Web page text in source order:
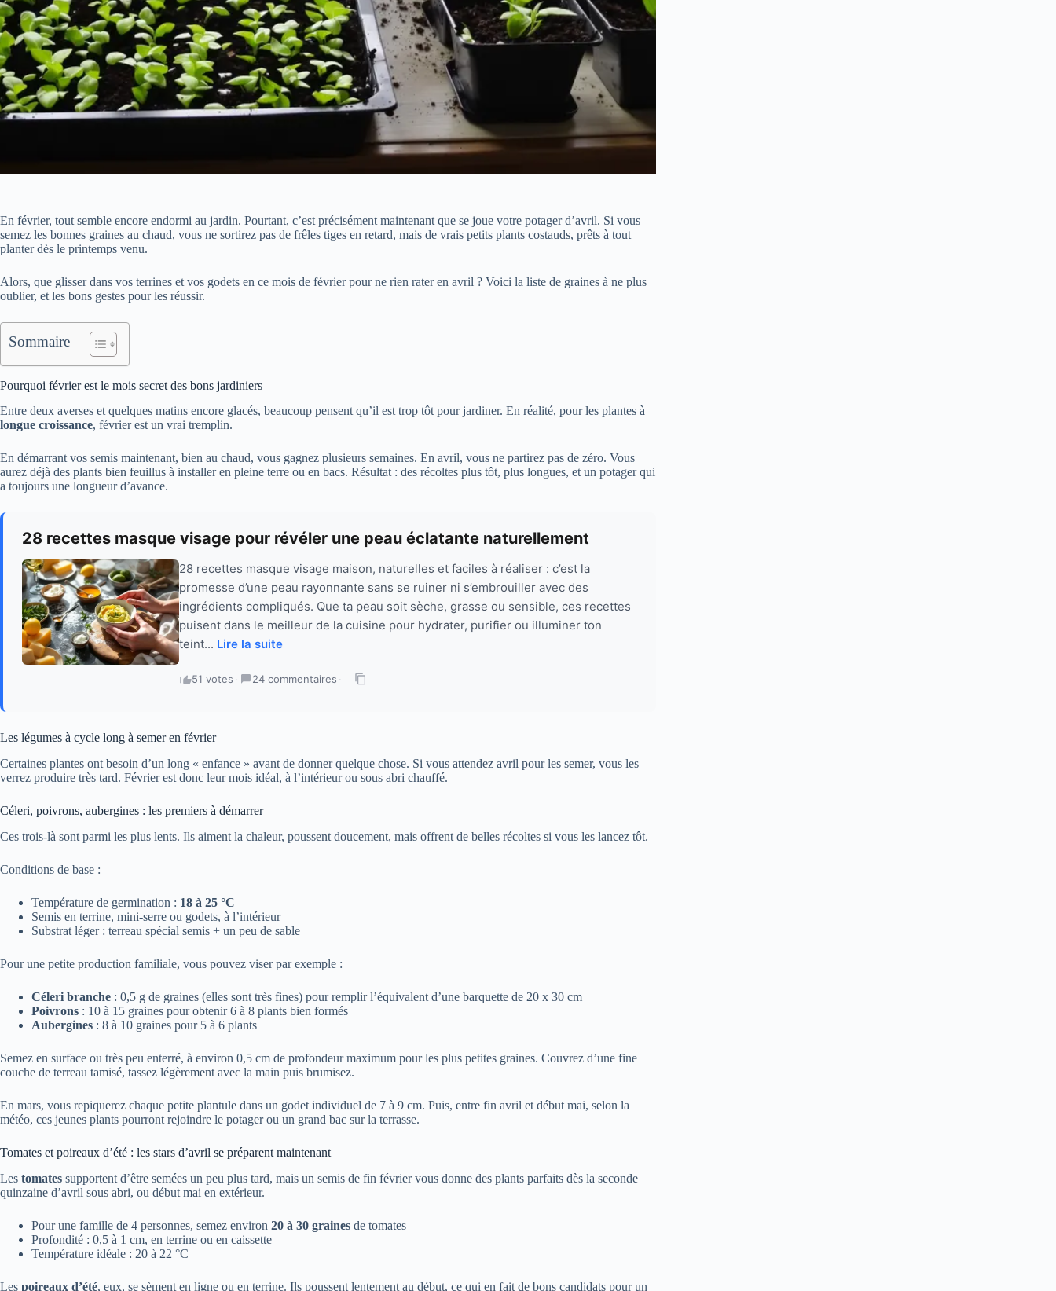
En février, tout semble encore endormi au jardin. Pourtant, c’est précisément maintenant que se joue votre potager d’avril. Si vous
semez les bonnes graines au chaud, vous ne sortirez pas de frêles tiges en retard, mais de vrais petits plants costauds, prêts à tout
planter dès le printemps venu.
Alors, que glisser dans vos terrines et vos godets en ce mois de février pour ne rien rater en avril ? Voici la liste de graines à ne plus
oublier, et les bons gestes pour les réussir.
Sommaire
Pourquoi février est le mois secret des bons jardiniers
Entre deux averses et quelques matins encore glacés, beaucoup pensent qu’il est trop tôt pour jardiner. En réalité, pour les plantes à
longue croissance, février est un vrai tremplin.
En démarrant vos semis maintenant, bien au chaud, vous gagnez plusieurs semaines. En avril, vous ne partirez pas de zéro. Vous
aurez déjà des plants bien feuillus à installer en pleine terre ou en bacs. Résultat : des récoltes plus tôt, plus longues, et un potager qui
a toujours une longueur d’avance.
28 recettes masque visage pour révéler une peau éclatante naturellement
28 recettes masque visage maison, naturelles et faciles à réaliser : c’est la
promesse d’une peau rayonnante sans se ruiner ni s’embrouiller avec des
ingrédients compliqués. Que ta peau soit sèche, grasse ou sensible, ces recettes
puisent dans le meilleur de la cuisine pour hydrater, purifier ou illuminer ton
teint... Lire la suite
51 votes · 24 commentaires ·
Les légumes à cycle long à semer en février
Certaines plantes ont besoin d’un long « enfance » avant de donner quelque chose. Si vous attendez avril pour les semer, vous les
verrez produire très tard. Février est donc leur mois idéal, à l’intérieur ou sous abri chauffé.
Céleri, poivrons, aubergines : les premiers à démarrer
Ces trois-là sont parmi les plus lents. Ils aiment la chaleur, poussent doucement, mais offrent de belles récoltes si vous les lancez tôt.
Conditions de base :
Température de germination : 18 à 25 °C
Semis en terrine, mini-serre ou godets, à l’intérieur
Substrat léger : terreau spécial semis + un peu de sable
Pour une petite production familiale, vous pouvez viser par exemple :
Céleri branche : 0,5 g de graines (elles sont très fines) pour remplir l’équivalent d’une barquette de 20 x 30 cm
Poivrons : 10 à 15 graines pour obtenir 6 à 8 plants bien formés
Aubergines : 8 à 10 graines pour 5 à 6 plants
Semez en surface ou très peu enterré, à environ 0,5 cm de profondeur maximum pour les plus petites graines. Couvrez d’une fine
couche de terreau tamisé, tassez légèrement avec la main puis brumisez.
En mars, vous repiquerez chaque petite plantule dans un godet individuel de 7 à 9 cm. Puis, entre fin avril et début mai, selon la
météo, ces jeunes plants pourront rejoindre le potager ou un grand bac sur la terrasse.
Tomates et poireaux d’été : les stars d’avril se préparent maintenant
Les tomates supportent d’être semées un peu plus tard, mais un semis de fin février vous donne des plants parfaits dès la seconde
quinzaine d’avril sous abri, ou début mai en extérieur.
Pour une famille de 4 personnes, semez environ 20 à 30 graines de tomates
Profondité : 0,5 à 1 cm, en terrine ou en caissette
Température idéale : 20 à 22 °C
Les poireaux d’été, eux, se sèment en ligne ou en terrine. Ils poussent lentement au début, ce qui en fait de bons candidats pour un